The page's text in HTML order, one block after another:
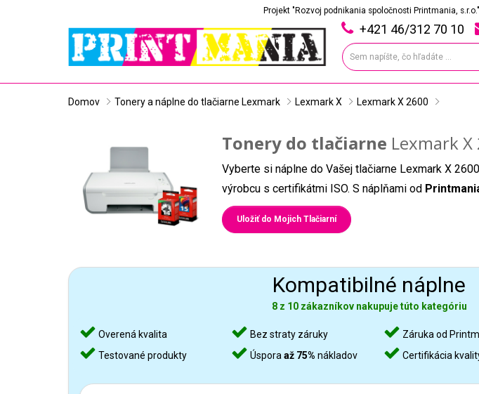
Projekt "Rozvoj podnikania spoločnosti Printmania,
+421 46/312 70 10
Domov Tonery a náplne do tlačiarne Lexmark Lexmark X Lexmark X 2600
Tonery do tlačiarne Lexmark X
Vyberte si náplne do Vašej tlačiarne Lexmark X
výrobcu s certifikátmi ISO. S náplňami od
Uložiť do Mojich Tlačiarní
Kompatibilné náplne
8 z 10 zákazníkov nakupuje túto kategóriu
Overená kvalita
Testované produkty
Bez straty záruky
Úsporaaž 75% nákladov
Záruka od
Certifikácia